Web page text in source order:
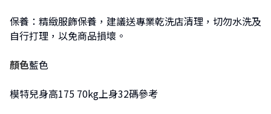
保養：精緻服飾保養，建議送專業乾洗店清理，切勿水洗及
自行打理，以免商品損壞。
顏色藍色
模特兒身高175 70kg上身32碼參考